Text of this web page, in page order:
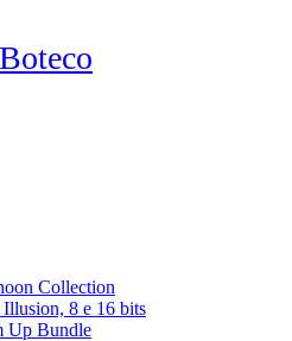
Collection
8 e 16 bits
Up Bundle